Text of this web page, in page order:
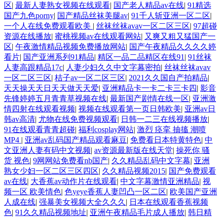
区| 最新人妻熟女视频在线观看| 国产老人精品av在线| 91精选
国产九色porny| 国产精品丝袜美腿av| 91千人斩亚洲一区二区|
一个人在线免费观看欧美 | 丝袜丝袜avav一区二区三区| 97超碰
资源在线播放| 蜜桃视频av在线观看网站| 又爽又粗又猛国产一
区| 午夜激情精品视频免费播放网站| 国产午夜精品久久久久婷
看片| 国产亚洲系列91精品| 精区一品二品精区在线91 | 91丝袜
人妻高跟精品17c| 人妻少妇久久中文字幕密拍| 丝袜丝袜avav
一区二区三区| 桔子av一区二区三区| 2021久久国自产拍精品|
天天操天天日天天做天天爱| 亚洲精品卡一卡二卡三卡四| 影音
先锋婷婷五月青青草视频在线| 最新国产剧情在线一区| 亚洲激
情四射在线观看视频| 视频在线观看第一页日韩欧美| 亚洲av日
韩av高清| 尤物在线免费视频观看| 日韩一二三在线视频播放|
91在线观看青青超碰| 福利cosplay网站| 激烈 痉挛 抽搐 潮喷
MP4 | 亚洲av乱码国产精品观看麻豆| 免费看日本特黄特色| 中
文亚洲人妻有码中文视频| av资源最新版在线天堂| 操死你 骚
货 视色| 9网网站免费看nb国产| 久久精品乱码中文字幕| 亚洲
熟女少妇一区二区三区四区| 久久精品视频2015| 国产免费观看
av在线| 大香蕉av动作片在线观看| 中文字幕激情亚洲精品| 视
频一区 欧美情色| 色yeye香蕉人妻凹凸一区二区| 欧美国产亚洲
人成在线| 强暴美女视频大全久久久 | 日本在线观看香蕉视频
色| 91久久精品视频地址| 亚洲午夜精品毛片成人播放| 韩日精